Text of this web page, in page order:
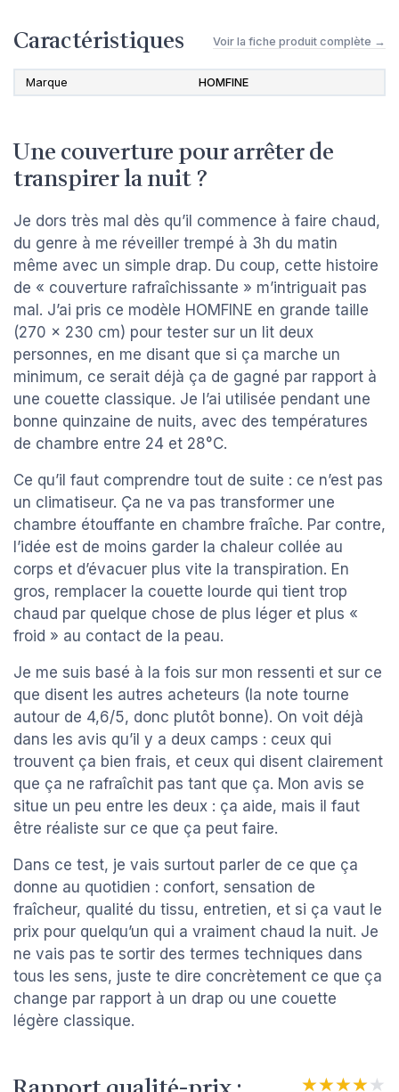
Caractéristiques Voir la fiche produit complète →
Marque HOMFINE
Une couverture pour arrêter de
transpirer la nuit ?
Je dors très mal dès qu’il commence à faire chaud,
du genre à me réveiller trempé à 3h du matin
même avec un simple drap. Du coup, cette histoire
de « couverture rafraîchissante » m’intriguait pas
mal. J’ai pris ce modèle HOMFINE en grande taille
(270 x 230 cm) pour tester sur un lit deux
personnes, en me disant que si ça marche un
minimum, ce serait déjà ça de gagné par rapport à
une couette classique. Je l’ai utilisée pendant une
bonne quinzaine de nuits, avec des températures
de chambre entre 24 et 28°C.
Ce qu’il faut comprendre tout de suite : ce n’est pas
un climatiseur. Ça ne va pas transformer une
chambre étouffante en chambre fraîche. Par contre,
l’idée est de moins garder la chaleur collée au
corps et d’évacuer plus vite la transpiration. En
gros, remplacer la couette lourde qui tient trop
chaud par quelque chose de plus léger et plus «
froid » au contact de la peau.
Je me suis basé à la fois sur mon ressenti et sur ce
que disent les autres acheteurs (la note tourne
autour de 4,6/5, donc plutôt bonne). On voit déjà
dans les avis qu’il y a deux camps : ceux qui
trouvent ça bien frais, et ceux qui disent clairement
que ça ne rafraîchit pas tant que ça. Mon avis se
situe un peu entre les deux : ça aide, mais il faut
être réaliste sur ce que ça peut faire.
Dans ce test, je vais surtout parler de ce que ça
donne au quotidien : confort, sensation de
fraîcheur, qualité du tissu, entretien, et si ça vaut le
prix pour quelqu’un qui a vraiment chaud la nuit. Je
ne vais pas te sortir des termes techniques dans
tous les sens, juste te dire concrètement ce que ça
change par rapport à un drap ou une couette
légère classique.
★★★★★
★★★★★